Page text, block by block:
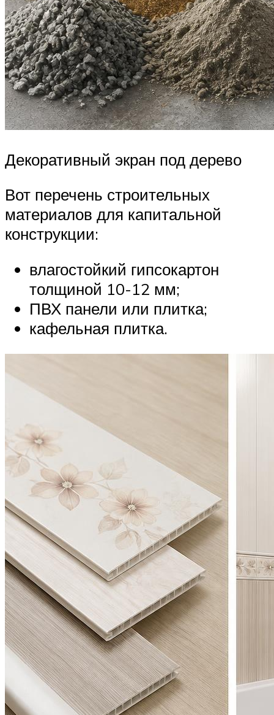
Декоративный экран под дерево
Вот перечень строительных
материалов для капитальной
конструкции:
влагостойкий гипсокартон
толщиной 10-12 мм;
ПВХ панели или плитка;
кафельная плитка.